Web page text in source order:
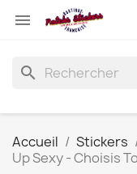

search
Accueil Stickers
Up Sexy - Choisis